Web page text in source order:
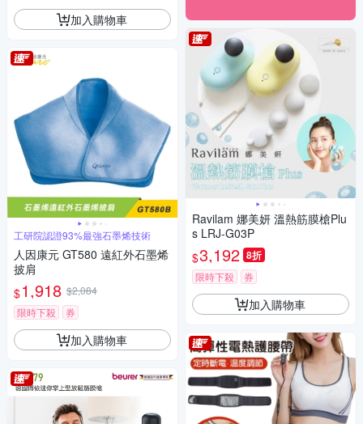
加入購物車
工研院認證93%最強石墨烯技術
人因康元 GT580 遠紅外石墨烯
披肩
$1,918 $2,084
限時下殺
券
加入購物車
Ravilam 娜美妍 溫熱筋膜槍Plu
s LRJ-G03P
$3,192 8折
限時下殺 券
加入購物車